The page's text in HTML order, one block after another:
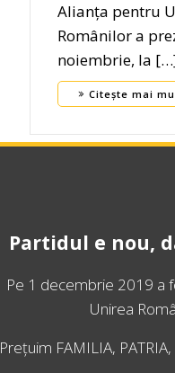
Alianța pentru
Românilor a
noiembrie, la
Citește mai
Partidul e nou,
Pe 1 decembrie 2019 a
Unirea
Prețuim FAMILIA,